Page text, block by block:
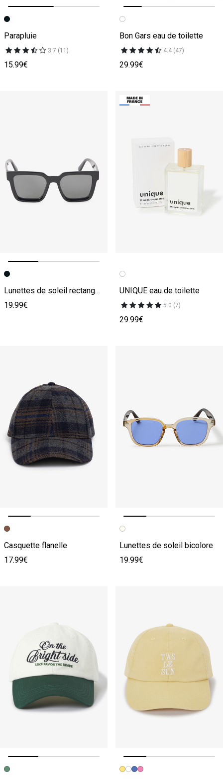
Image précédente
Image suivante
Parapluie
3.7 (11)
15.99€
Image précédente
Image suivante
Bon Gars eau de toilette
4.4 (47)
29.99€
Image précédente
Image suivante
Lunettes de soleil rectangulaires
19.99€
UNIQUE eau de toilette
5.0 (7)
29.99€
Image précédente
Image suivante
Casquette flanelle
17.99€
Image précédente
Image suivante
Lunettes de soleil bicolore
19.99€
Image précédente
Image suivante Image précédente
Image suivante